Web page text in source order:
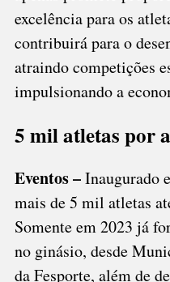
excelência para os
contribuirá para o
atraindo competições
impulsionando a
5 mil atletas por
Eventos –Inaugurado
mais de 5 mil atletas
Somente em 2023 já
no ginásio, desde
da Fesporte, além de